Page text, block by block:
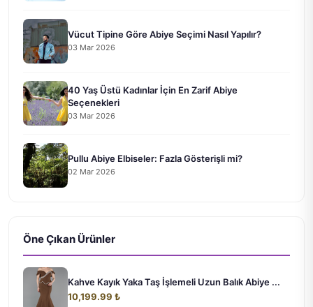
Vücut Tipine Göre Abiye Seçimi Nasıl Yapılır?
03 Mar 2026
40 Yaş Üstü Kadınlar İçin En Zarif Abiye
Seçenekleri
03 Mar 2026
Pullu Abiye Elbiseler: Fazla Gösterişli mi?
02 Mar 2026
Öne Çıkan Ürünler
Kahve Kayık Yaka Taş İşlemeli Uzun Balık Abiye ...
10,199.99 ₺